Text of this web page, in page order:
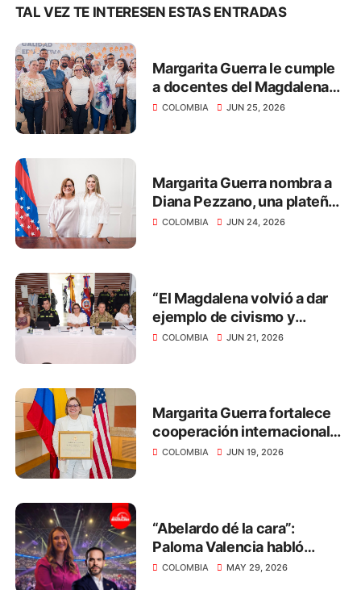
TAL VEZ TE INTERESEN ESTAS ENTRADAS
Margarita Guerra le cumple
a docentes del Magdalena
con el pago de salarios y
COLOMBIA JUN 25, 2026
Margarita Guerra nombra a
Diana Pezzano, una plateña,
como nueva secretaria de
COLOMBIA JUN 24, 2026
“El Magdalena volvió a dar
ejemplo de civismo y
respeto por la democracia
COLOMBIA JUN 21, 2026
Margarita Guerra fortalece
cooperación internacional
para impulsar el desarrollo
COLOMBIA JUN 19, 2026
“Abelardo dé la cara”:
Paloma Valencia habló
sobre el respeto hacia las
COLOMBIA MAY 29, 2026